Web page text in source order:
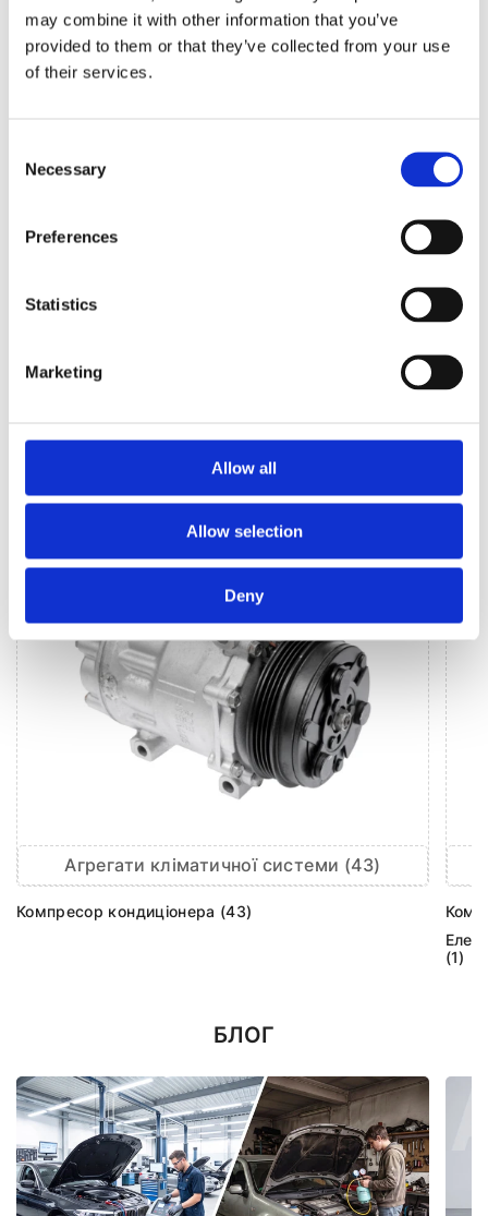
may combine it with other information that you’ve
provided to them or that they’ve collected from your use
of their services.
Selection
Necessary
Preferences
Statistics
Marketing
Allow all
Allow selection
Deny
Рульова рейка з ГПК (18)
КЛІМАТИЗАЦІЯ ДЛЯBMW 6
Агрегати кліматичної системи (43)
Компресор кондиціонера (43)
(1)
БЛОГ